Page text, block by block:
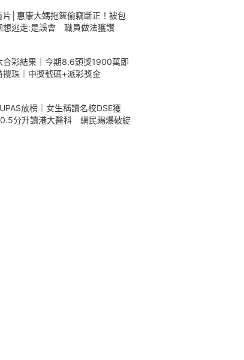
片│惠康大媽拖篋偷竊斷正！被包
想逃走:是誤會 職員做法獲讚
合彩結果｜今期8.6頭獎1900萬即
攪珠｜中獎號碼+派彩獎金
放榜｜女生稱讀名校DSE獲
分升讀港大醫科 網民踢爆破綻